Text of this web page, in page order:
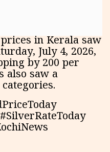
in Kerala saw
July 4, 2026,
by ₹200 per
also saw a